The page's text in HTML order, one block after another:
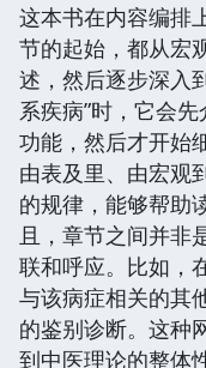
这本书在内容编排
节的起始，都从宏
述，然后逐步深入
系疾病”时，它会
功能，然后才开始
由表及里、由宏观
的规律，能够帮助
且，章节之间并非
联和呼应。比如，
与该病症相关的其
的鉴别诊断。这种
到中医理论的整体